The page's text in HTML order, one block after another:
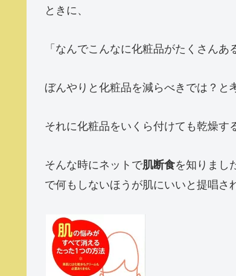
ときに、
「なんでこんなに化粧品がたくさんあ
ぼんやりと化粧品を減らべきでは？と
それに化粧品をいくら付けても乾燥す
そんな時にネットで肌断食を知りまし
で何もしないほうが肌にいいと提唱さ